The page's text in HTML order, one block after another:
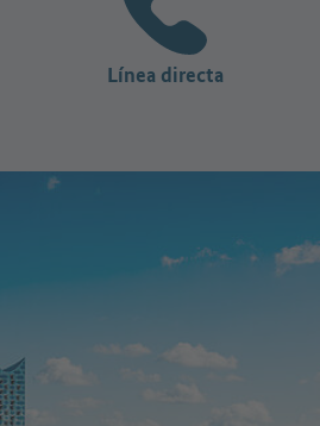
Línea directa